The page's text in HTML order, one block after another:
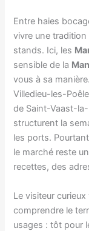
Entre haies
vivre une tradition
stands. Ici, les
sensible de la
vous à sa
Villedieu-les-
de Saint-Vaast-
structurent la
les ports.
le marché reste
recettes, des
Le visiteur
comprendre le
usages : tôt pour